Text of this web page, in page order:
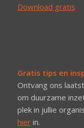
Download gratis
Gratis tips en
Ontvang ons
om duurzame
plek in jullie
hierin.